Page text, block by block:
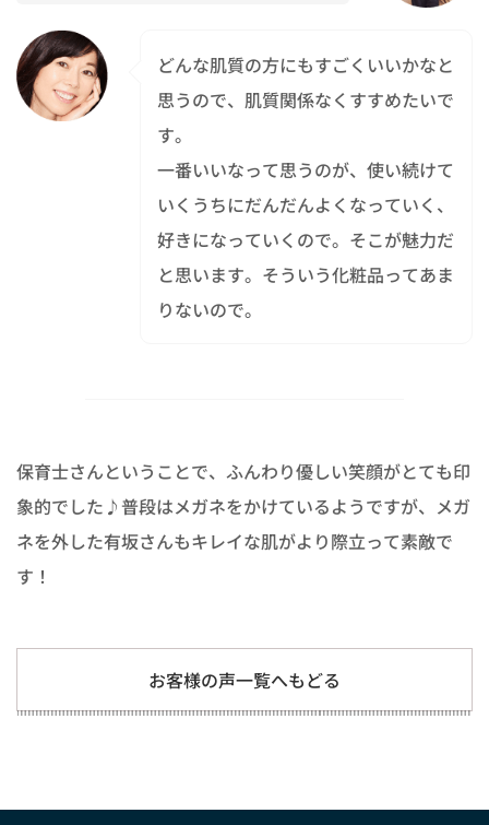
どんな肌質の方にもすごくいいかなと
思うので、肌質関係なくすすめたいで
す。
一番いいなって思うのが、使い続けて
いくうちにだんだんよくなっていく、
好きになっていくので。そこが魅力だ
と思います。そういう化粧品ってあま
りないので。
保育士さんということで、ふんわり優しい笑顔がとても印
象的でした♪普段はメガネをかけているようですが、メガ
ネを外した有坂さんもキレイな肌がより際立って素敵で
す！
お客様の声一覧へもどる